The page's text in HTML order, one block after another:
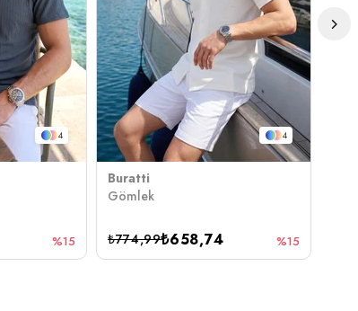
4
%15
4
Buratti
Gömlek
₺658,74
₺774,99 %15